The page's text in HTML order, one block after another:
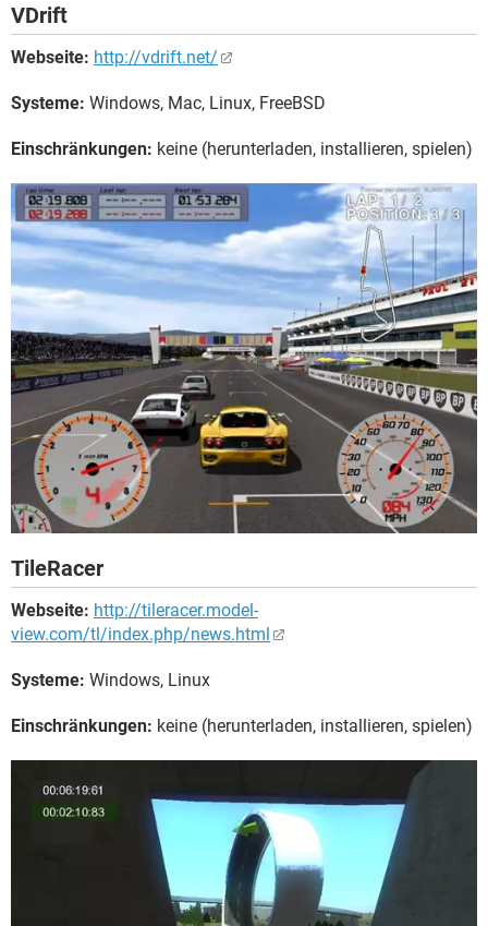
VDrift
Webseite: http://vdrift.net/
Systeme: Windows, Mac, Linux, FreeBSD
Einschränkungen: keine (herunterladen, installieren, spielen)
TileRacer
Webseite: http://tileracer.model-
view.com/tl/index.php/news.html
Systeme: Windows, Linux
Einschränkungen: keine (herunterladen, installieren, spielen)